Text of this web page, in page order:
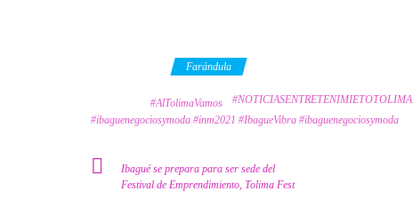
Farándula
#AlTolimaVamos #NOTICIASENTRETENIMIETOTOLIMA
#ibaguenegociosymoda #inm2021 #IbagueVibra #ibaguenegociosymoda
Ibagué se prepara para ser sede del
Festival de Emprendimiento, Tolima Fest